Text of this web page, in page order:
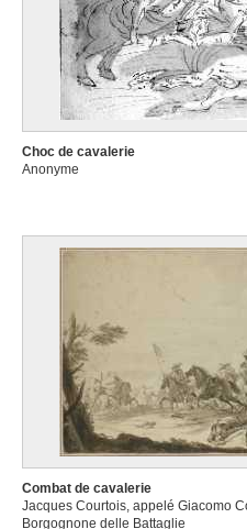
Choc de cavalerie
Anonyme
Combat de cavalerie
Jacques Courtois, appelé Giacomo
Borgognone delle Battaglie